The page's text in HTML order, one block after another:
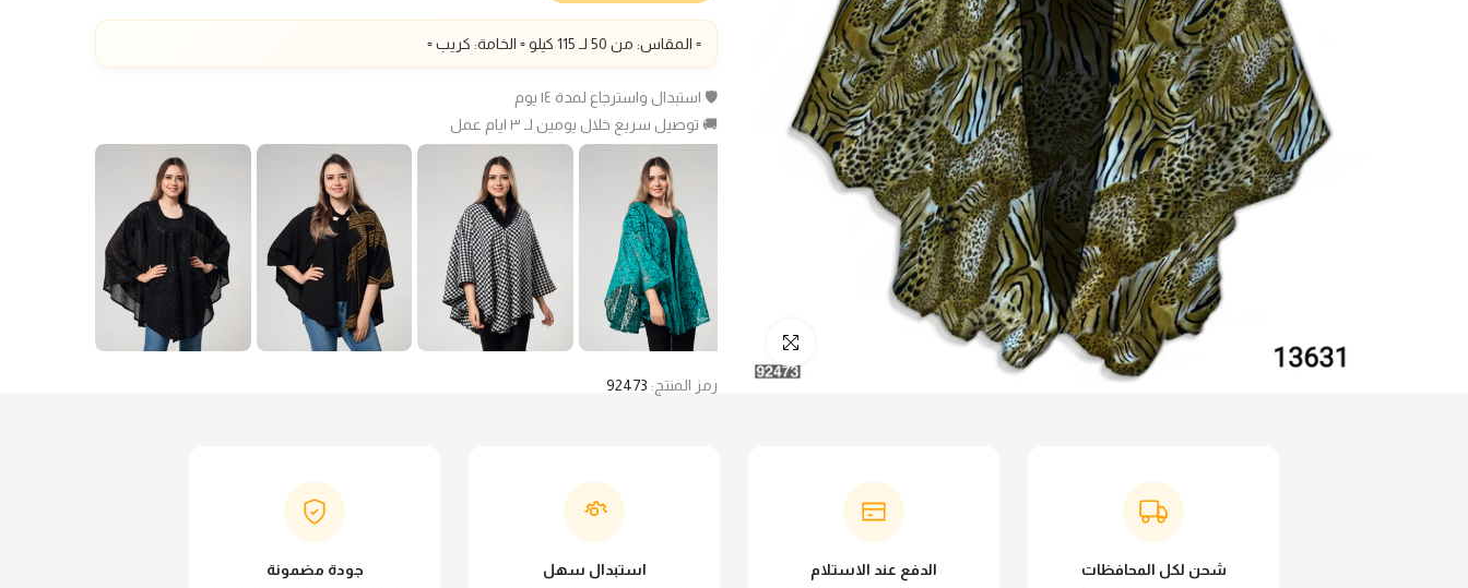
انقر للتكبير
▫️ المقاس: من 50 لـ 115 كيلو ▫️ الخامة: كريب ▫️
🛡️ استبدال واسترجاع لمدة ١٤ يوم
🚚 توصيل سريع خلال يومين لـ ٣ ايام عمل
رمز المنتج: 92473
شحن لكل المحافظات الدفع عند الاستلام استبدال سهل جودة مضمونة